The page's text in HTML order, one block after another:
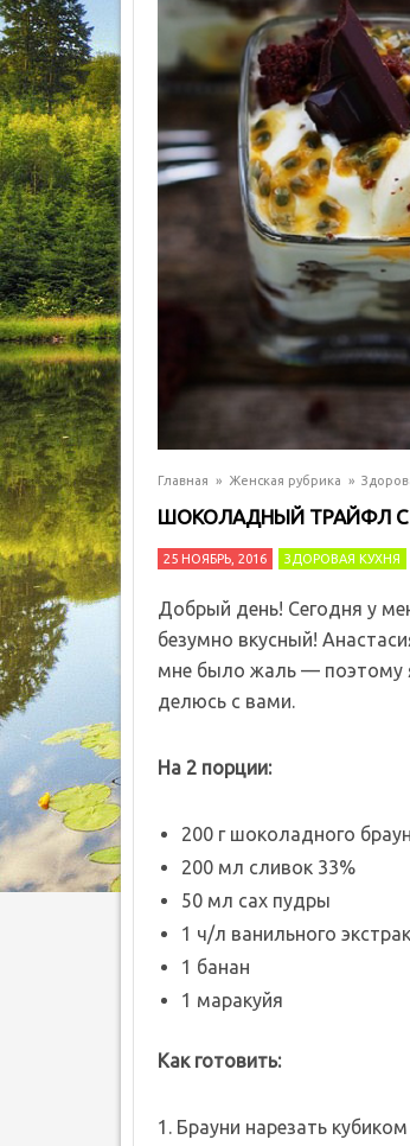
Главная » Женская рубрика »
ШОКОЛАДНЫЙ ТРАЙФЛ С
25 НОЯБРЬ, 2016 ЗДОРОВАЯ КУХНЯ
Добрый день! Сегодня у
безумно вкусный!
мне было жаль — поэтому
делюсь с вами.
На 2 порции:
200 г шоколадного
200 мл сливок 33%
50 мл сах пудры
1 ч/л ванильного
1 банан
1 маракуйя
Как готовить:
1. Брауни нарезать